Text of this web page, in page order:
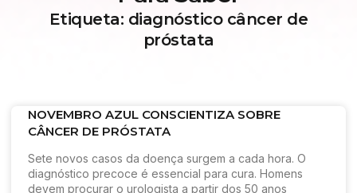
Etiqueta: diagnóstico câncer de
próstata
NOVEMBRO AZUL CONSCIENTIZA SOBRE
CÂNCER DE PRÓSTATA
Sete novos casos da doença surgem a cada hora. O
diagnóstico precoce é essencial para cura. Homens
devem procurar o urologista a partir dos 50 anos